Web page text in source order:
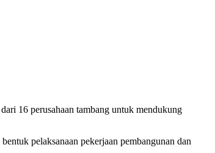
16 perusahaan tambang untuk mendukung
pelaksanaan pekerjaan pembangunan dan